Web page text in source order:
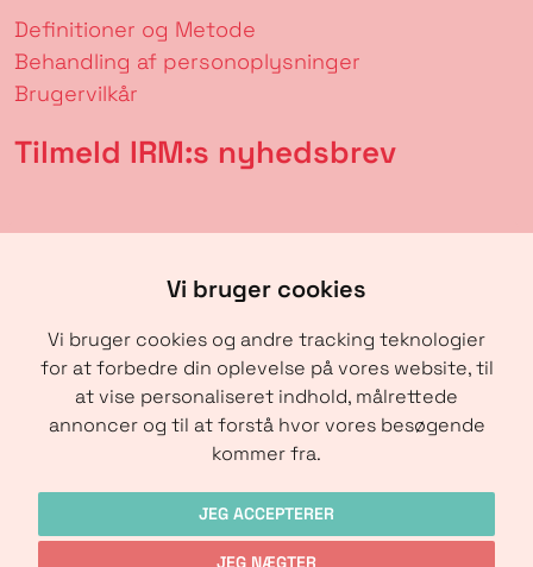
Vi bruger cookies
Vi bruger cookies og andre tracking teknologier
for at forbedre din oplevelse på vores website, til
at vise personaliseret indhold, målrettede
annoncer og til at forstå hvor vores besøgende
kommer fra.
JEG ACCEPTERER
JEG NÆGTER
Definitioner og Metode
Behandling af personoplysninger
Brugervilkår
Tilmeld IRM:s nyhedsbrev
SENDE